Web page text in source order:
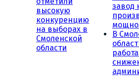
высокую
конкуренцию
на выборах в
Смоленской
области
завод
В